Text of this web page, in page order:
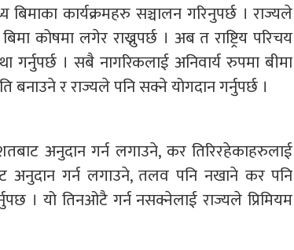
बिमाका कार्यक्रमहरु सञ्चालन गरिनुपर्छ । राज्यले
कोषमा लगेर राख्नुपर्छ । अब त राष्ट्रिय परिचय
गर्नुपर्छ । सबै नागरिकलाई अनिवार्य रुपमा बीमा
बनाउने र राज्यले पनि सक्ने योगदान गर्नुपर्छ ।
अनुदान गर्न लगाउने, कर तिरिरहेकाहरुलाई
अनुदान गर्न लगाउने, तलव पनि नखाने कर पनि
। यो तिनओटै गर्न नसक्नेलाई राज्यले प्रिमियम